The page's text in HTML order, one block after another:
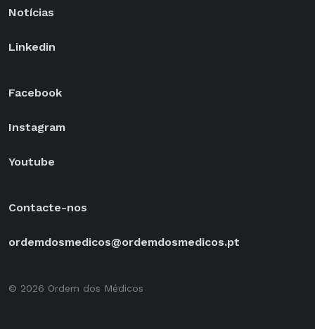
Notícias
Linkedin
Facebook
Instagram
Youtube
Contacte-nos
ordemdosmedicos@ordemdosmedicos.pt
© 2026 Ordem dos Médicos